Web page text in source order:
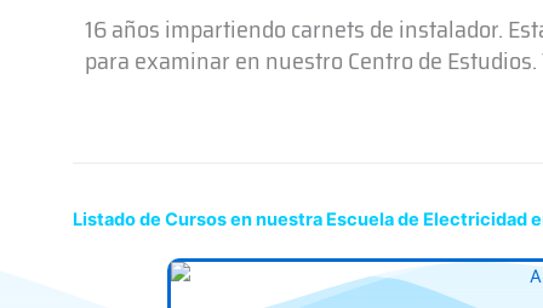
16 años impartiendo carnets de instalador.
para examinar en nuestro Centro de Estudios.
Listado de Cursos en nuestra Escuela de Electricidad